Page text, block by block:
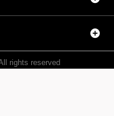
rights reserved